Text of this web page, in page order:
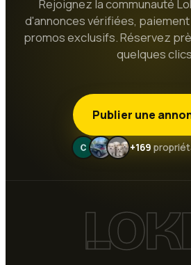
Rejoignez la communauté
d'annonces vérifiées,
promos exclusifs. Réservez
quelques
Publier une
+169